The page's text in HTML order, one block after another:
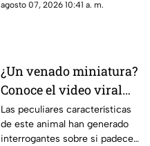
familiares; el incidente dejó
agosto 07, 2026 10:41 a. m.
¿Un venado miniatura?
Conoce el video viral
que causa asombro en
redes sociales
Las peculiares características
de este animal han generado
interrogantes sobre si padece